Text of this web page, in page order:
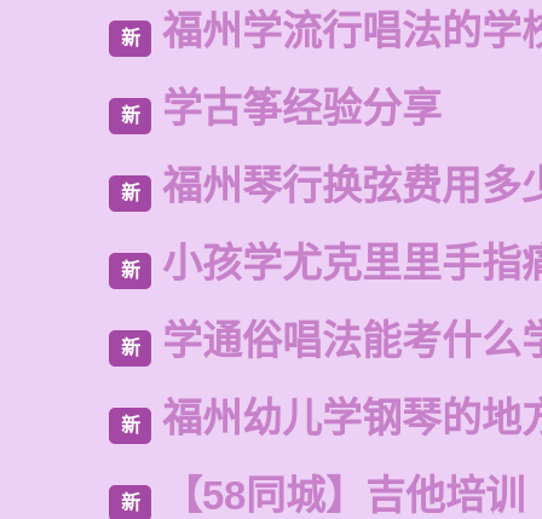
新 福州学流行唱法的学
新 学古筝经验分享
新 福州琴行换弦费用多
新 小孩学尤克里里手指
新 学通俗唱法能考什么
新 福州幼儿学钢琴的地
新 【58同城】吉他培训